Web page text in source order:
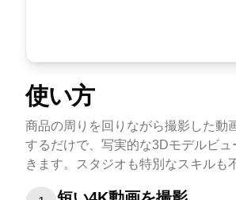
使い方
商品の周りを回りながら撮影した動
するだけで、写実的な3Dモデルビ
きます。スタジオも特別なスキルも